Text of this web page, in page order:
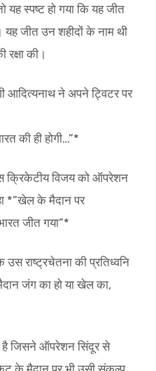
यह स्पष्ट हो गया कि यह जीत
जीत उन शहीदों के नाम थी
रक्षा की।
आदित्यनाथ ने अपने ट्विटर पर
की ही होगी…”*
क्रिकेटीय विजय को ऑपरेशन
*”खेल के मैदान पर
जीत गया”*
राष्ट्रचेतना की प्रतिध्वनि
जंग का हो या खेल का,
है जिसने ऑपरेशन सिंदूर से